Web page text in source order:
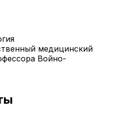
медицинский
Войно-